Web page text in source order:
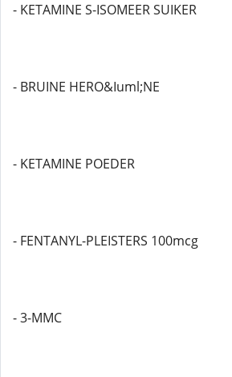
- KETAMINE S-ISOMEER SUIKER
- BRUINE HERO&Iuml;NE
- KETAMINE POEDER
- FENTANYL-PLEISTERS 100mcg
- 3-MMC